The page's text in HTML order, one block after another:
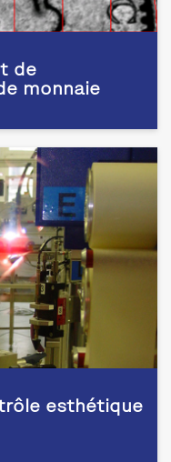
de
monnaie
esthétique